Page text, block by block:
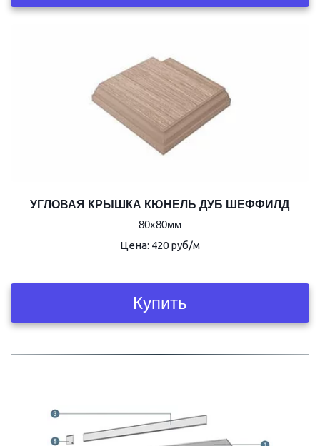
УГЛОВАЯ КРЫШКА КЮНЕЛЬ ДУБ ШЕФФИЛД
80х80мм
Цена: 420 руб/м
Купить